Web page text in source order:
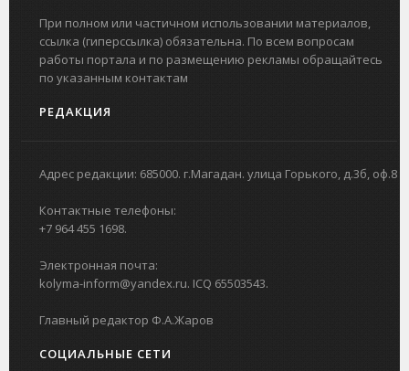
При полном или частичном использовании материалов,
ссылка (гиперссылка) обязательна. По всем вопросам
работы портала и по размещению рекламы обращайтесь
по указанным контактам
РЕДАКЦИЯ
Адрес редакции: 685000. г.Магадан. улица Горького, д.3б, оф.8
Контактные телефоны:
+7 964 455 1698.
Электронная почта:
kolyma-inform@yandex.ru. ICQ 65503543.
Главный редактор Ф.А.Жаров
СОЦИАЛЬНЫЕ СЕТИ